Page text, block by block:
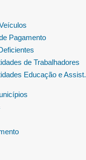
Pagamento
de Trabalhadores
Educação e Assist.